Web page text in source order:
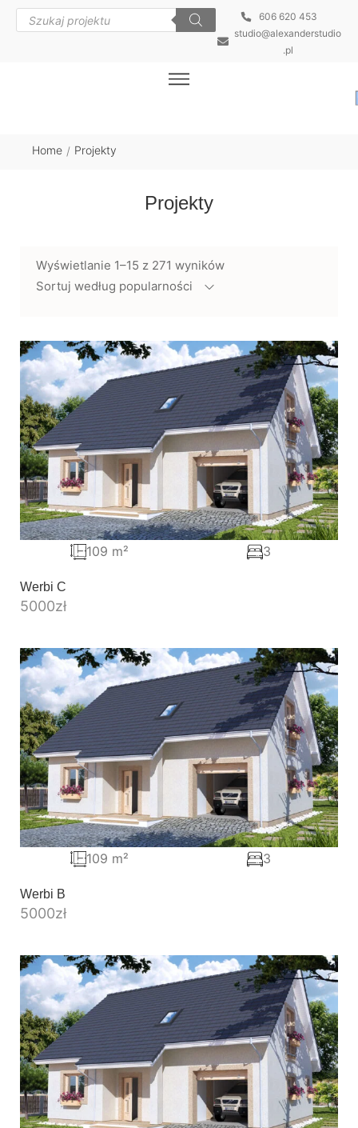
606 620 453
studio@alexanderstudio
.pl
Home / Projekty
Projekty
Wyświetlanie 1–15 z 271 wyników
Sortuj według popularności
Werbi C
5000zł
109 m² 3
Werbi B
5000zł
109 m² 3